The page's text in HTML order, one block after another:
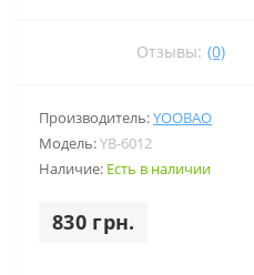
Отзывы: (0)
Производитель:YOOBAO
Модель:YB-6012
Наличие: Есть в наличии
830 грн.